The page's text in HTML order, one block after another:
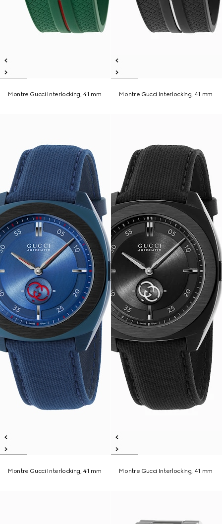
Montre Gucci Interlocking, 41 mm Montre Gucci Interlocking, 41 mm
Montre Gucci Interlocking, 41 mm Montre Gucci Interlocking, 41 mm